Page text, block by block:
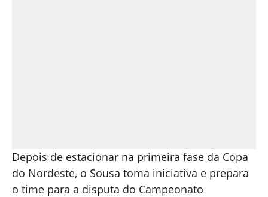
Depois de estacionar na primeira fase da Copa
do Nordeste, o Sousa toma iniciativa e prepara
o time para a disputa do Campeonato